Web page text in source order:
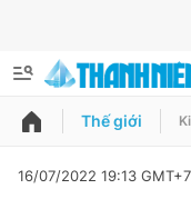
QUẢNG CÁO
Thế giới
16/07/2022 19:13 GMT+7